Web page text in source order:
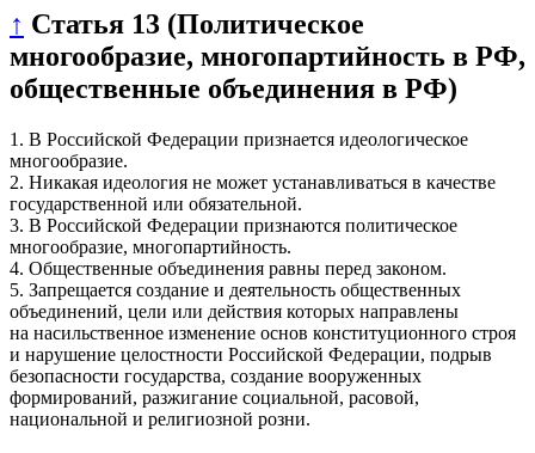
↑ Статья 13 (Политическое
многообразие, многопартийность в РФ,
общественные объединения в РФ)
1. В Российской Федерации признается идеологическое
многообразие.
2. Никакая идеология не может устанавливаться в качестве
государственной или обязательной.
3. В Российской Федерации признаются политическое
многообразие, многопартийность.
4. Общественные объединения равны перед законом.
5. Запрещается создание и деятельность общественных
объединений, цели или действия которых направлены
на насильственное изменение основ конституционного строя
и нарушение целостности Российской Федерации, подрыв
безопасности государства, создание вооруженных
формирований, разжигание социальной, расовой,
национальной и религиозной розни.